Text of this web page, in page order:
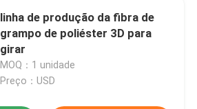
linha de produção da fibra de
grampo de poliéster 3D para
girar
MOQ：1 unidade
Preço：USD